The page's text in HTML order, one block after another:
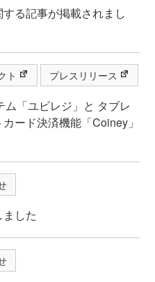
る記事が掲載されまし
ト プレスリリース
「ユビレジ」と タブレ
ード決済機能「Coiney」
した